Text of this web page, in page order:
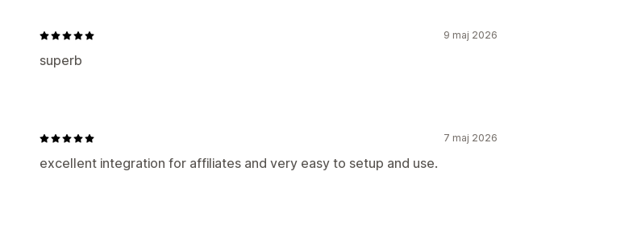
9 maj 2026
superb
7 maj 2026
excellent integration for affiliates and very easy to setup and use.